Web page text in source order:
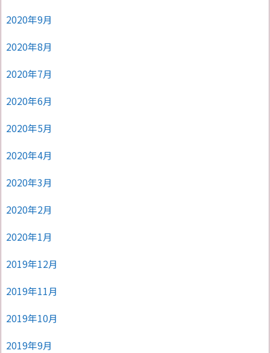
2020年9月
2020年8月
2020年7月
2020年6月
2020年5月
2020年4月
2020年3月
2020年2月
2020年1月
2019年12月
2019年11月
2019年10月
2019年9月